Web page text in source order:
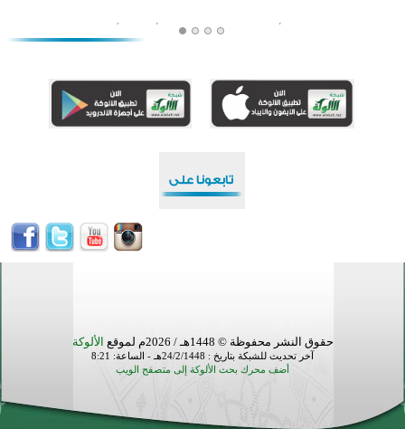
افتتاح تاريخي لأول مسجد في بلييفليا بالجبل الأسود منذ أكثر من قرن
أكبر مشروع إسلامي في ريف أستراليا يفتتح أبوابه بعد سنوات من العمل والعطاء
اختتام منافسات قرآنية متميزة في بنغلاديش بمشاركة 3000 متسابق
حقوق النشر محفوظة © 1448هـ / 2026م لموقع الألوكة
آخر تحديث للشبكة بتاريخ : 24/2/1448هـ - الساعة: 8:21
أضف محرك بحث الألوكة إلى متصفح الويب